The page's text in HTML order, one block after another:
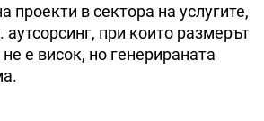
проекти в сектора на услугите,
аутсорсинг, при които размерът
е висок, но генерираната